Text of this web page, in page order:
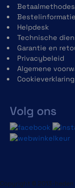
Betaalmethodes
Bestelinformatie
Helpdesk
Technische
Garantie en
Privacybeleid
Algemene
Cookieverklaring
Volg ons
Copyright © 2013-